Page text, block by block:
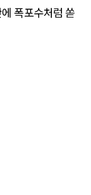
폭포수처럼 쏟